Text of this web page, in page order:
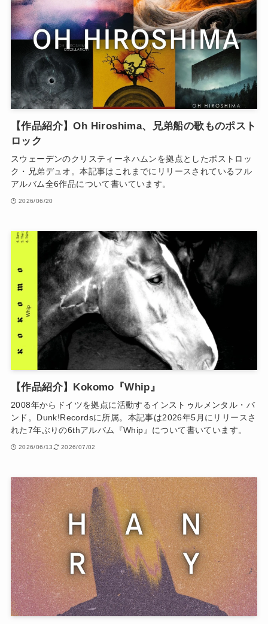
【作品紹介】Oh Hiroshima、兄弟船の歌ものポスト
ロック
スウェーデンのクリスティーネハムンを拠点としたポストロッ
ク・兄弟デュオ。本記事はこれまでにリリースされているフル
アルバム全6作品について書いています。
2026/06/20
【作品紹介】Kokomo『Whip』
2008年からドイツを拠点に活動するインストゥルメンタル・バ
ンド。Dunk!Recordsに所属。本記事は2026年5月にリリースさ
れた7年ぶりの6thアルバム『Whip』について書いています。
2026/06/13 2026/07/02